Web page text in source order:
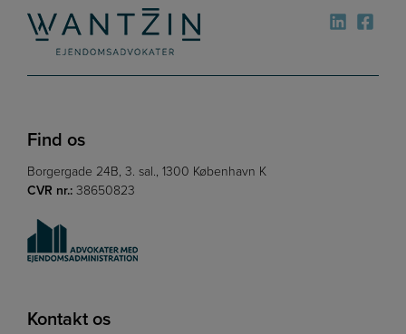
Find os
Borgergade 24B, 3. sal., 1300 København K
CVR nr.:38650823
Kontakt os